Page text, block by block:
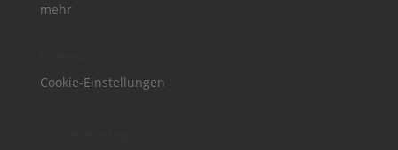
mehr
Cookie-Einstellungen